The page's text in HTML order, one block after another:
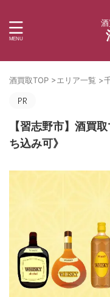
酒買取TOP >エリア一覧 >
【習志野市】酒買
ち込み可》